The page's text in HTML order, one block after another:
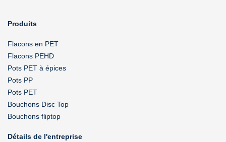
Produits
Flacons en PET
Flacons PEHD
Pots PET à épices
Pots PP
Pots PET
Bouchons Disc Top
Bouchons fliptop
Détails de l'entreprise